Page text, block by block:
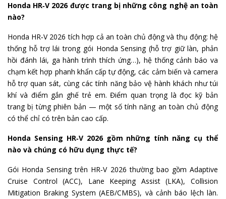
Honda HR‑V 2026 được trang bị những công nghệ an toàn
nào?
Honda HR‑V 2026 tích hợp cả an toàn chủ động và thụ động: hệ
thống hỗ trợ lái trong gói Honda Sensing (hỗ trợ giữ làn, phản
hồi đánh lái, ga hành trình thích ứng…), hệ thống cảnh báo va
chạm kết hợp phanh khẩn cấp tự động, các cảm biến và camera
hỗ trợ quan sát, cùng các tính năng bảo vệ hành khách như túi
khí và điểm gắn ghế trẻ em. Điểm quan trọng là đọc kỹ bản
trang bị từng phiên bản — một số tính năng an toàn chủ động
có thể chỉ có trên bản cao cấp.
Honda Sensing HR‑V 2026 gồm những tính năng cụ thể
nào và chúng có hữu dụng thực tế?
Gói Honda Sensing trên HR‑V 2026 thường bao gồm Adaptive
Cruise Control (ACC), Lane Keeping Assist (LKA), Collision
Mitigation Braking System (AEB/CMBS), và cảnh báo lệch làn.